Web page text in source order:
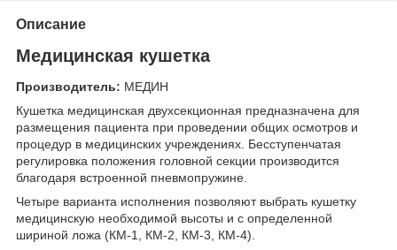
Описание
Медицинская кушетка
Производитель: МЕДИН
Кушетка медицинская двухсекционная предназначена для
размещения пациента при проведении общих осмотров и
процедур в медицинских учреждениях. Бесступенчатая
регулировка положения головной секции производится
благодаря встроенной пневмопружине.
Четыре варианта исполнения позволяют выбрать кушетку
медицинскую необходимой высоты и с определенной
шириной ложа (КМ-1, КМ-2, КМ-3, КМ-4).